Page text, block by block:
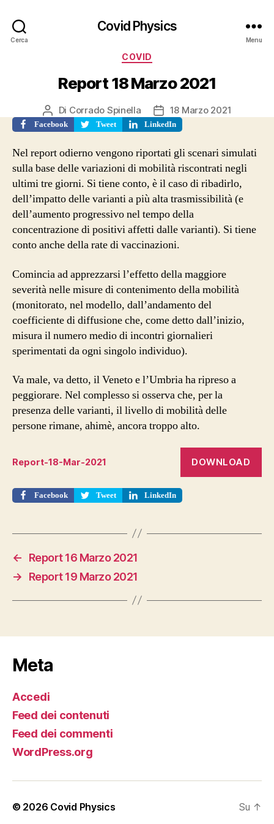
Cerca
Covid Physics
Menu
Categorie
COVID
Report 18 Marzo 2021
Autore
articolo
Di Corrado Spinella
Data
dell'articolo
18 Marzo 2021
Facebook Tweet LinkedIn
Nel report odierno vengono riportati gli scenari simulati
sulla base delle variazioni di mobilità riscontrati negli
ultimi tre giorni. Si tiene conto, è il caso di ribadirlo,
dell’impatto delle varianti a più alta trasmissibilità (e
dell’aumento progressivo nel tempo della
concentrazione di positivi affetti dalle varianti). Si tiene
conto anche della rate di vaccinazioni.
Comincia ad apprezzarsi l’effetto della maggiore
severità nelle misure di contenimento della mobilità
(monitorato, nel modello, dall’andamento del
coefficiente di diffusione che, come detto dall’inizio,
misura il numero medio di incontri giornalieri
sperimentati da ogni singolo individuo).
Va male, va detto, il Veneto e l’Umbria ha ripreso a
peggiorare. Nel complesso si osserva che, per la
presenza delle varianti, il livello di mobilità delle
persone rimane, ahimè, ancora troppo alto.
Report-18-Mar-2021 DOWNLOAD
Facebook Tweet LinkedIn
←
Report 16 Marzo 2021
→
Report 19 Marzo 2021
Meta
Accedi
Feed dei contenuti
Feed dei commenti
WordPress.org
© 2026 Covid Physics Su ↑